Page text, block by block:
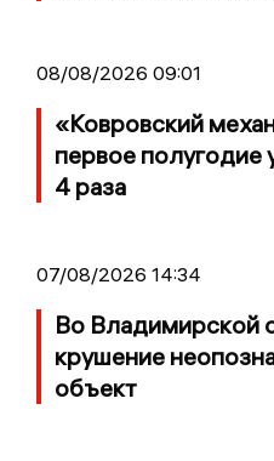
08/08/2026 09:01
«Ковровский
первое полугодие
4 раза
07/08/2026 14:34
Во Владимирской
крушение
объект